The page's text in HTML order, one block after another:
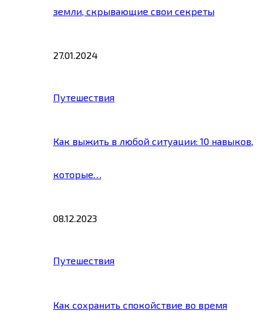
земли, скрывающие свои секреты
27.01.2024
Путешествия
Как выжить в любой ситуации: 10 навыков,
которые…
08.12.2023
Путешествия
Как сохранить спокойствие во время